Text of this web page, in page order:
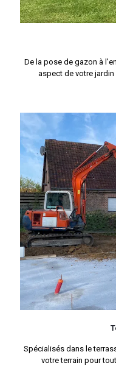
De la pose de gazon à
aspect de votre
Spécialisés dans le
votre terrain pour